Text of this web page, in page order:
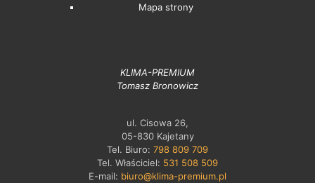
Mapa strony
KLIMA-PREMIUM
Tomasz Bronowicz
ul. Cisowa 26,
05-830 Kajetany
Tel. Biuro: 798 809 709
Tel. Właściciel: 531 508 509
E-mail: biuro@klima-premium.pl